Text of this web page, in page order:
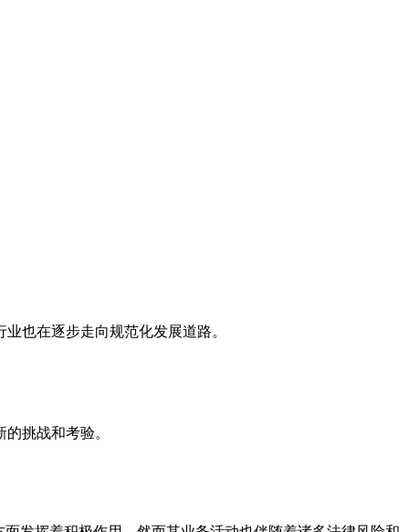
也在逐步走向规范化发展道路。
挑战和考验。